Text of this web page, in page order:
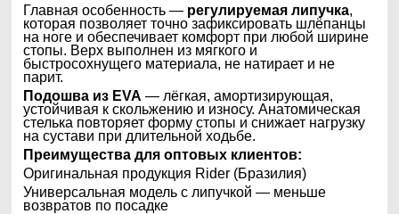
Главная особенность — регулируемая липучка,
которая позволяет точно зафиксировать шлёпанцы
на ноге и обеспечивает комфорт при любой ширине
стопы. Верх выполнен из мягкого и
быстросохнущего материала, не натирает и не
парит.
Подошва из EVA — лёгкая, амортизирующая,
устойчивая к скольжению и износу. Анатомическая
стелька повторяет форму стопы и снижает нагрузку
на сустави при длительной ходьбе.
Преимущества для оптовых клиентов:
Оригинальная продукция Rider (Бразилия)
Универсальная модель с липучкой — меньше
возвратов по посадке